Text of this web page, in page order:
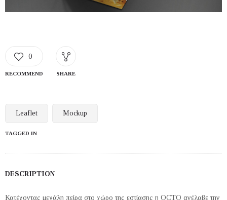
0
RECOMMEND SHARE
Leaflet Mockup
TAGGED IN
DESCRIPTION
Κατέχοντας μεγάλη πείρα στο χώρο της εστίασης η OCTO ανέλαβε την